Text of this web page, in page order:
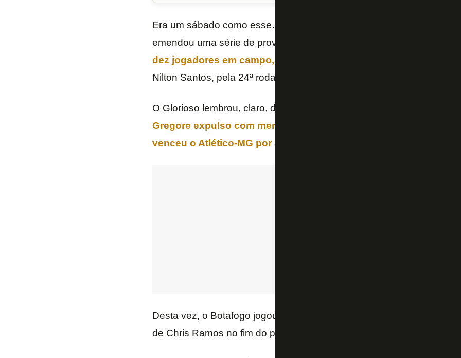
Era um sábado como esse… O
emendou uma série de provocações nas redes sociais após mais
dez jogadores em campo, desta vez por 1 a 0 neste sábado (20/9)
Nilton Santos, pela 24ª rodada do
O Glorioso lembrou, claro, da final da Libertadores-2024,
Gregore expulso com menos de um minuto de partida e, numa
venceu o Atlético-MG por 3 a 1 no Monumental de Núñez, em
Desta vez, o Botafogo jogou “apenas” 52 minutos com um a menos,
de Chris Ramos no fim do primeiro tempo.